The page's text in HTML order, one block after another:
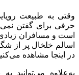
وقتی به طبیعت
حرفی برای گفتن
است و مسافران
اسالم خلخال پر از
در اینجا مشاهده
به‌علاوه می‌توانید